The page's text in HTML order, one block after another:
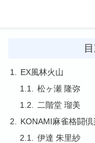
EX風林火山
松ヶ瀬 隆弥
二階堂 瑠美
KONAMI麻雀格闘
伊達 朱里紗